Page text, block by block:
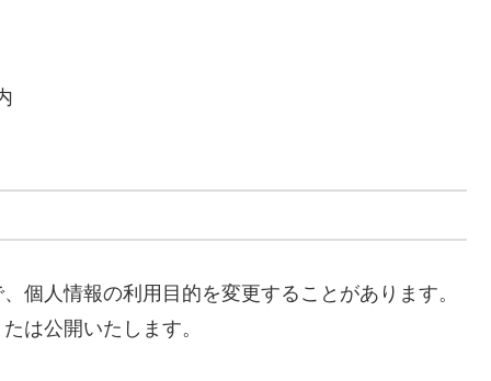
個人情報の利用目的を変更することがあります。
は公開いたします。